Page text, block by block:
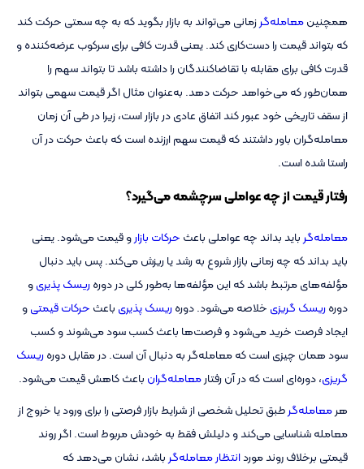
همچنینمعامله‌گرزمانی می‌تواند به بازار بگوید که به چه سمتی حرکت کند
که بتواند قیمت را دست‌کاری کند. یعنی قدرت کافی برای سرکوب عرضه‌کننده و
قدرت کافی برای مقابله با تقاضاکنندگان را داشته باشد تا بتواند سهم را
همان‌طور که می‌خواهد حرکت دهد. به‌عنوان مثال اگر قیمت سهمی بتواند
از سقف تاریخی خود عبور کند اتفاق عادی در بازار است، زیرا در طی آن زمان
معامله‌گران باور داشتند که قیمت سهم ارزنده است که باعث حرکت در آن
راستا شده است.
رفتار قیمت از چه عواملی سرچشمه می‌گیرد؟
معامله‌گر باید بداند چه عواملی باعث حرکات بازارو قیمت می‌شود. یعنی
باید بداند که چه زمانی بازار شروع به رشد یا ریزش می‌کند. پس باید دنبال
مؤلفه‌های مرتبط باشد که این مؤلفه‌ها به‌طور کلی در دورهریسک پذیریو
دورهریسک گریزی خلاصه می‌شود. دورهریسک پذیری باعث حرکات قیمتیو
ایجاد فرصت خرید می‌شود و فرصت‌ها باعث کسب سود می‌شوند و کسب
سود همان چیزی است که معامله‌گر به دنبال آن است. در مقابل دورهریسک
گریزی، دوره‌ای است که در آن رفتارمعامله‌گران باعث کاهش قیمت می‌شود.
هرمعامله‌گرطبق تحلیل شخصی از شرایط بازار فرصتی را برای ورود یا خروج از
معامله شناسایی می‌کند و دلیلش فقط به خودش مربوط است. اگر روند
قیمتی برخلاف روند موردانتظارمعامله‌گر باشد، نشان می‌دهد که